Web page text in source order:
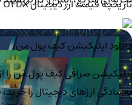
تاریخچه قیمت ارز دیجیتال O4DX
دانلود اپلیکیشن کیف‌ پول من
اپلیکیشن صرافی کیف پول من را
به‌سادگی ارزهای دیجیتال را